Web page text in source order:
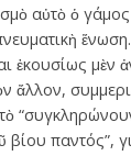
αὐτὸ ὁ
ἑκουσίως
βίου παντός”,